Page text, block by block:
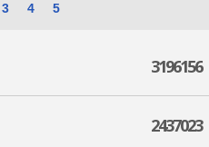
3 4 5
3196156
2437023